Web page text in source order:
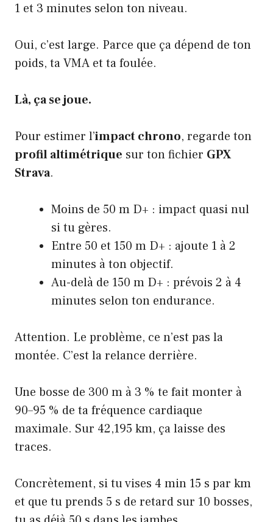
1 et 3 minutes selon ton niveau.
Oui, c’est large. Parce que ça dépend de ton
poids, ta VMA et ta foulée.
Là, ça se joue.
Pour estimer l’impact chrono, regarde ton
profil altimétrique sur ton fichier GPX
Strava.
Moins de 50 m D+ : impact quasi nul
si tu gères.
Entre 50 et 150 m D+ : ajoute 1 à 2
minutes à ton objectif.
Au-delà de 150 m D+ : prévois 2 à 4
minutes selon ton endurance.
Attention. Le problème, ce n’est pas la
montée. C’est la relance derrière.
Une bosse de 300 m à 3 % te fait monter à
90–95 % de ta fréquence cardiaque
maximale. Sur 42,195 km, ça laisse des
traces.
Concrètement, si tu vises 4 min 15 s par km
et que tu prends 5 s de retard sur 10 bosses,